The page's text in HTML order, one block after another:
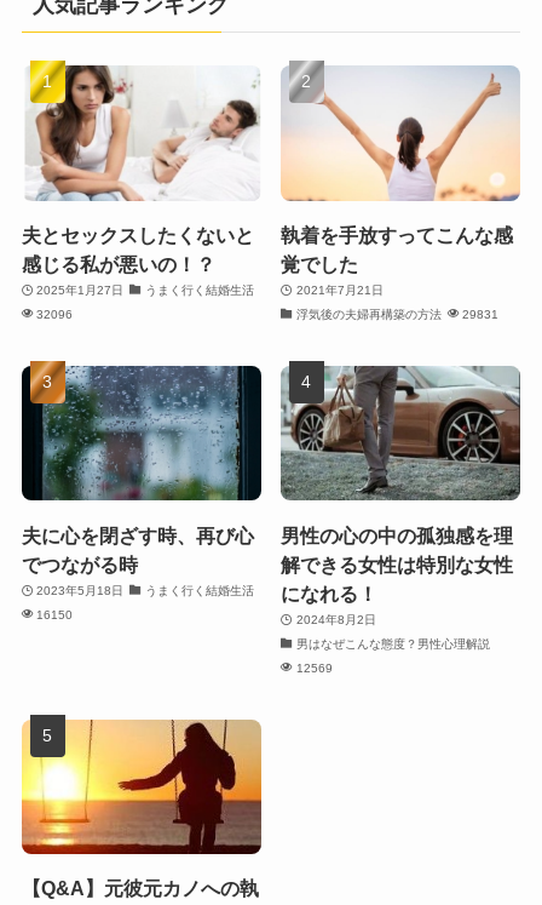
人気記事ランキング
夫とセックスしたくないと
感じる私が悪いの！？
2025年1月27日
うまく行く結婚生活
32096
執着を手放すってこんな感
覚でした
2021年7月21日
浮気後の夫婦再構築の方法
29831
夫に心を閉ざす時、再び心
でつながる時
2023年5月18日
うまく行く結婚生活
16150
男性の心の中の孤独感を理
解できる女性は特別な女性
になれる！
2024年8月2日
男はなぜこんな態度？男性心理解説
12569
【Q&A】元彼元カノへの執